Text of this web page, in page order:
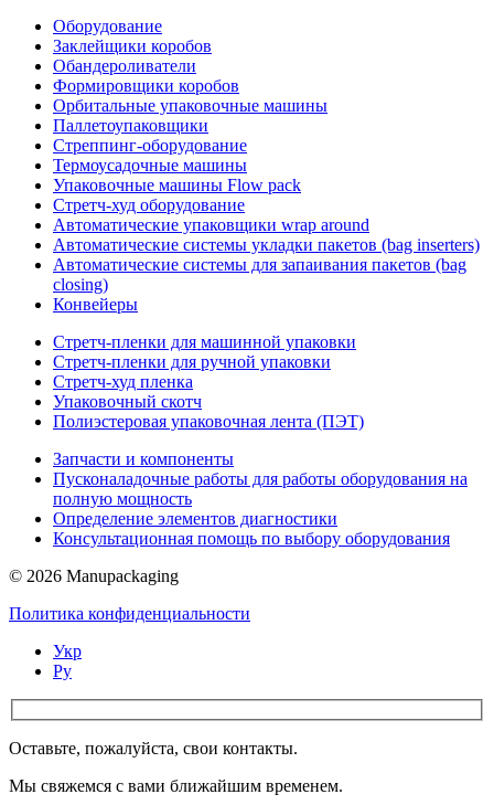
Оборудование
Заклейщики коробов
Обандероливатели
Формировщики коробов
Орбитальные упаковочные машины
Паллетоупаковщики
Стреппинг-оборудование
Термоусадочные машины
Упаковочные машины Flow pack
Стретч-худ оборудование
Автоматические упаковщики wrap around
Автоматические системы укладки пакетов (bag inserters)
Автоматические системы для запаивания пакетов (bag
closing)
Конвейеры
Стретч-пленки для машинной упаковки
Стретч-пленки для ручной упаковки
Стретч-худ пленка
Упаковочный скотч
Полиэстеровая упаковочная лента (ПЭТ)
Запчасти и компоненты
Пусконаладочные работы для работы оборудования на
полную мощность
Определение элементов диагностики
Консультационная помощь по выбору оборудования
© 2026 Manupackaging
Политика конфиденциальности
Укр
Ру
Оставьте, пожалуйста, свои контакты.
Мы свяжемся с вами ближайшим временем.